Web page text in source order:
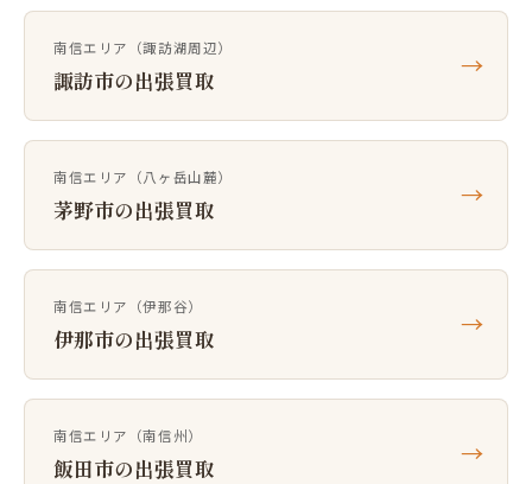
南信エリア（諏訪湖周辺）
諏訪市の出張買取 →
南信エリア（八ヶ岳山麓）
茅野市の出張買取 →
南信エリア（伊那谷）
伊那市の出張買取 →
南信エリア（南信州）
飯田市の出張買取 →